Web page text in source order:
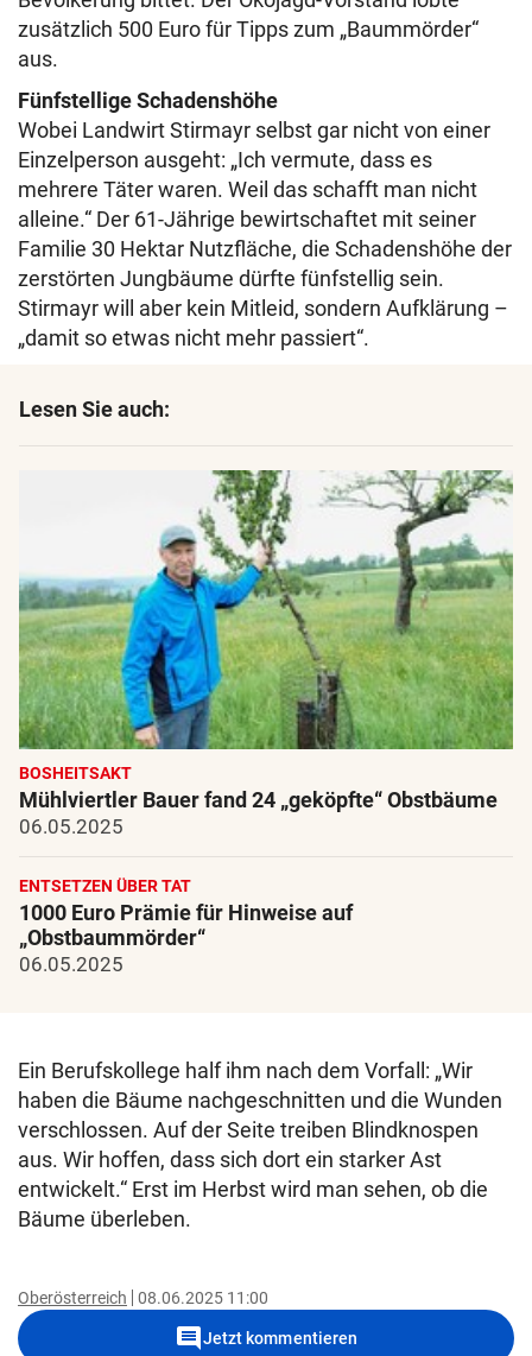
zusätzlich 500 Euro für Tipps zum „Baummörder“
aus.
Fünfstellige Schadenshöhe
Wobei Landwirt Stirmayr selbst gar nicht von einer
Einzelperson ausgeht: „Ich vermute, dass es
mehrere Täter waren. Weil das schafft man nicht
alleine.“ Der 61-Jährige bewirtschaftet mit seiner
Familie 30 Hektar Nutzfläche, die Schadenshöhe der
zerstörten Jungbäume dürfte fünfstellig sein.
Stirmayr will aber kein Mitleid, sondern Aufklärung –
„damit so etwas nicht mehr passiert“.
Lesen Sie auch:
BOSHEITSAKT
Mühlviertler Bauer fand 24 „geköpfte“ Obstbäume
06.05.2025
ENTSETZEN ÜBER TAT
1000 Euro Prämie für Hinweise auf
„Obstbaummörder“
06.05.2025
Ein Berufskollege half ihm nach dem Vorfall: „Wir
haben die Bäume nachgeschnitten und die Wunden
verschlossen. Auf der Seite treiben Blindknospen
aus. Wir hoffen, dass sich dort ein starker Ast
entwickelt.“ Erst im Herbst wird man sehen, ob die
Bäume überleben.
Oberösterreich 08.06.2025 11:00
commentJetzt kommentieren